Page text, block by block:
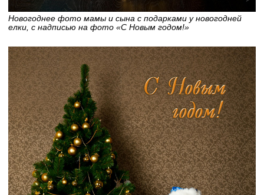
Новогоднее фото мамы и сына с подарками у новогодней
елки, с надписью на фото «С Новым годом!»